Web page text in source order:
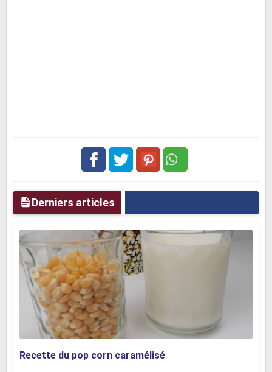
Derniers articles
Recette du pop corn caramélisé